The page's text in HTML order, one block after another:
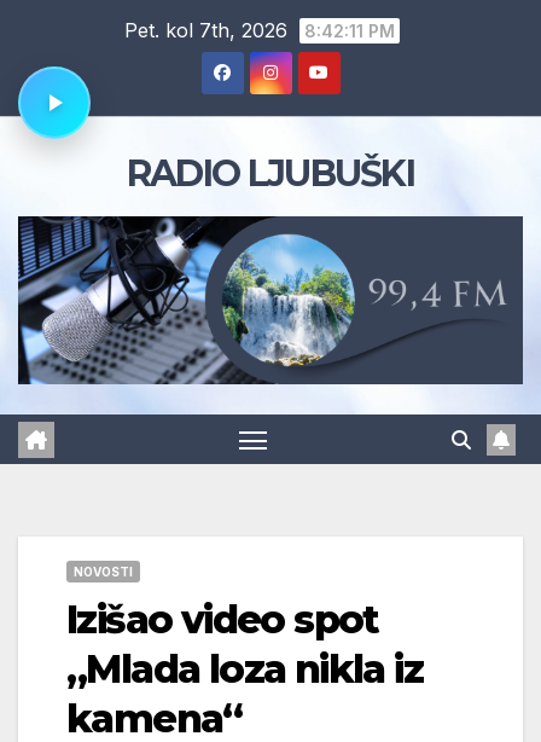
content
Pet. kol 7th, 2026 8:42:12 PM
RADIO LJUBUŠKI
NOVOSTI
Izišao video spot
„Mlada loza nikla iz
kamena“